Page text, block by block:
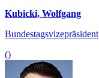
Kubicki, Wolfgang
Bundestagsvizepräsident
()